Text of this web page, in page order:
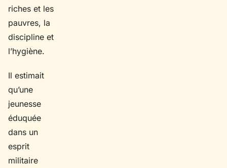
riches et les
pauvres, la
discipline et
l’hygiène.
Il estimait
qu’une
jeunesse
éduquée
dans un
esprit
militaire